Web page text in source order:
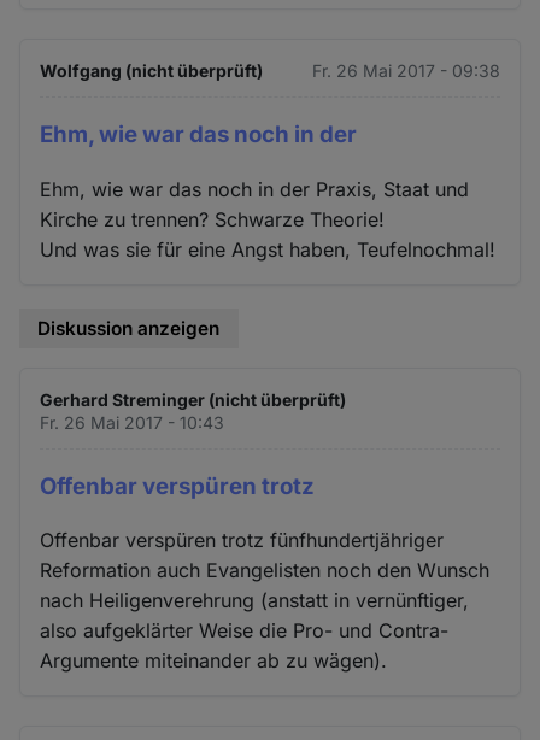
Wolfgang (nicht überprüft) Fr. 26 Mai 2017 - 09:38
Ehm, wie war das noch in der
Ehm, wie war das noch in der Praxis, Staat und
Kirche zu trennen? Schwarze Theorie!
Und was sie für eine Angst haben, Teufelnochmal!
Diskussion anzeigen
Gerhard Streminger (nicht überprüft)
Fr. 26 Mai 2017 - 10:43
Offenbar verspüren trotz
Offenbar verspüren trotz fünfhundertjähriger
Reformation auch Evangelisten noch den Wunsch
nach Heiligenverehrung (anstatt in vernünftiger,
also aufgeklärter Weise die Pro- und Contra-
Argumente miteinander ab zu wägen).